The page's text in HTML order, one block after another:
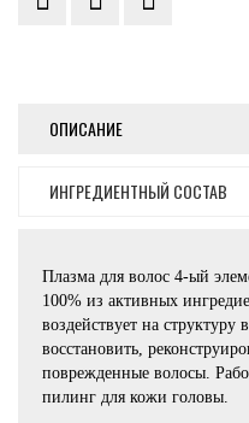
ОПИСАНИЕ
ИНГРЕДИЕНТНЫЙ СОСТАВ
Плазма для волос 4-ый
100% из активных
воздействует на структуру
восстановить,
поврежденные волосы.
пилинг для кожи головы.